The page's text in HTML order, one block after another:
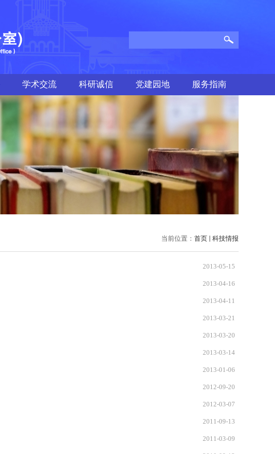
学术交流 科研诚信 党建园地 服务指南
当前位置： 首页 科技情报
2013-05-15
2013-04-16
2013-04-11
2013-03-21
2013-03-20
2013-03-14
2013-01-06
2012-09-20
2012-03-07
2011-09-13
2011-03-09